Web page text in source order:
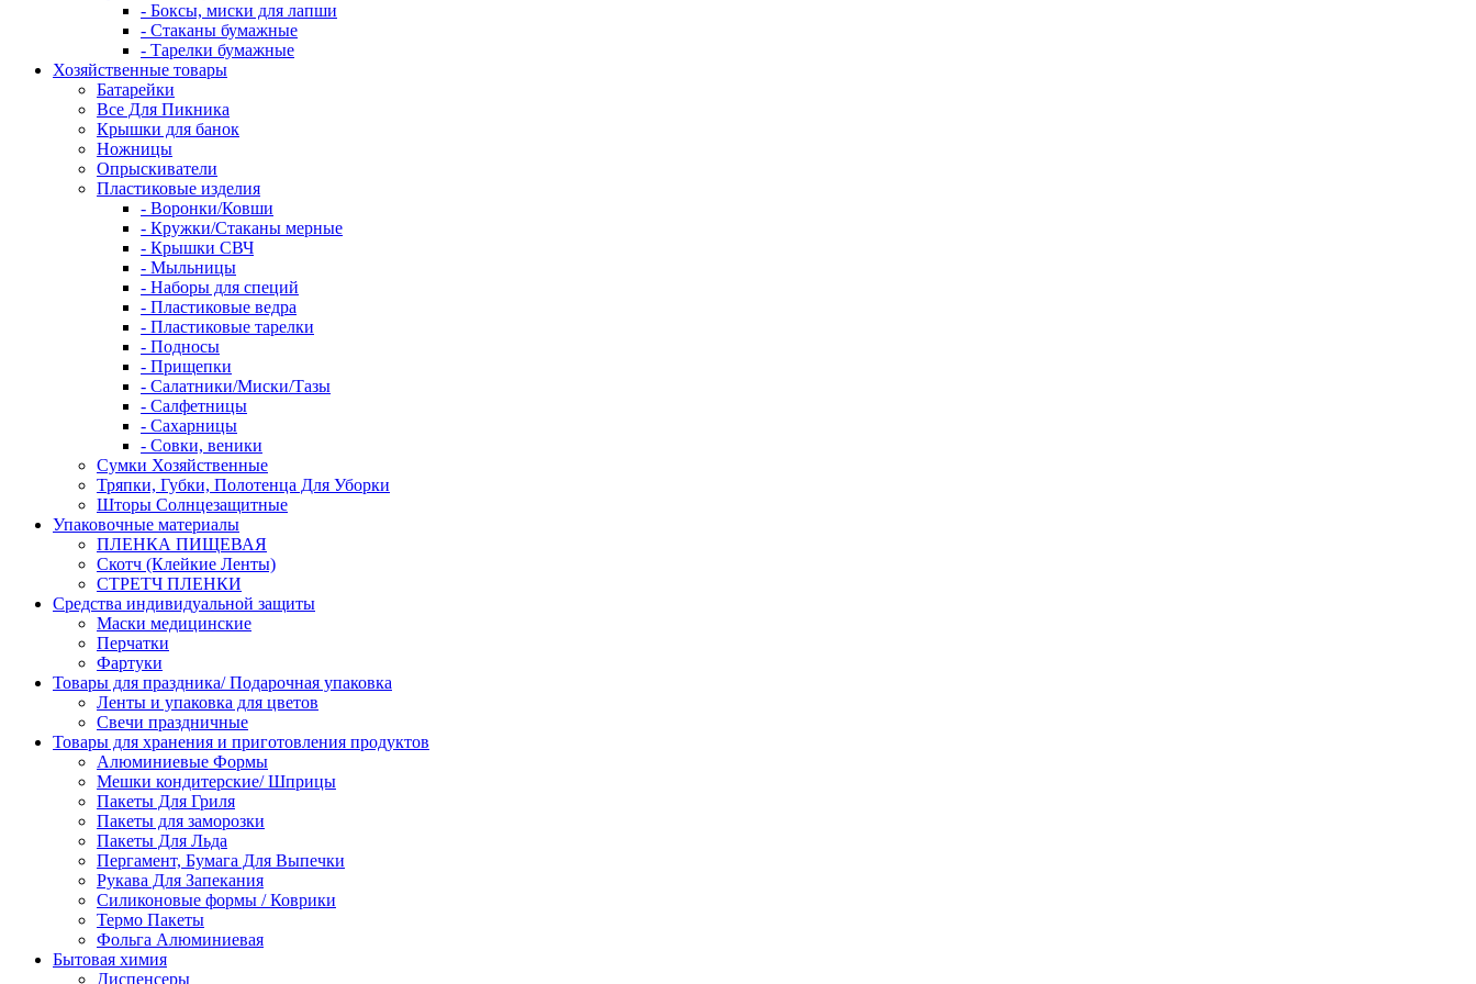
- Боксы, миски для лапши
- Стаканы бумажные
- Тарелки бумажные
Хозяйственные товары
Батарейки
Все Для Пикника
Крышки для банок
Ножницы
Опрыскиватели
Пластиковые изделия
- Воронки/Ковши
- Кружки/Стаканы мерные
- Крышки СВЧ
- Мыльницы
- Наборы для специй
- Пластиковые ведра
- Пластиковые тарелки
- Подносы
- Прищепки
- Салатники/Миски/Тазы
- Салфетницы
- Сахарницы
- Совки, веники
Сумки Хозяйственные
Тряпки, Губки, Полотенца Для Уборки
Шторы Солнцезащитные
Упаковочные материалы
ПЛЕНКА ПИЩЕВАЯ
Скотч (Клейкие Ленты)
СТРЕТЧ ПЛЕНКИ
Средства индивидуальной защиты
Маски медицинские
Перчатки
Фартуки
Товары для праздника/ Подарочная упаковка
Ленты и упаковка для цветов
Свечи праздничные
Товары для хранения и приготовления продуктов
Алюминиевые Формы
Мешки кондитерские/ Шприцы
Пакеты Для Гриля
Пакеты для заморозки
Пакеты Для Льда
Пергамент, Бумага Для Выпечки
Рукава Для Запекания
Силиконовые формы / Коврики
Термо Пакеты
Фольга Алюминиевая
Бытовая химия
Диспенсеры